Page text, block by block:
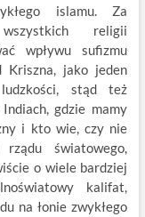
islamu. Za
religii
wpływu sufizmu
Kriszna, jako jeden
stąd też
gdzie mamy
i kto wie, czy nie
światowego,
o wiele bardziej
kalifat,
na łonie zwykłego